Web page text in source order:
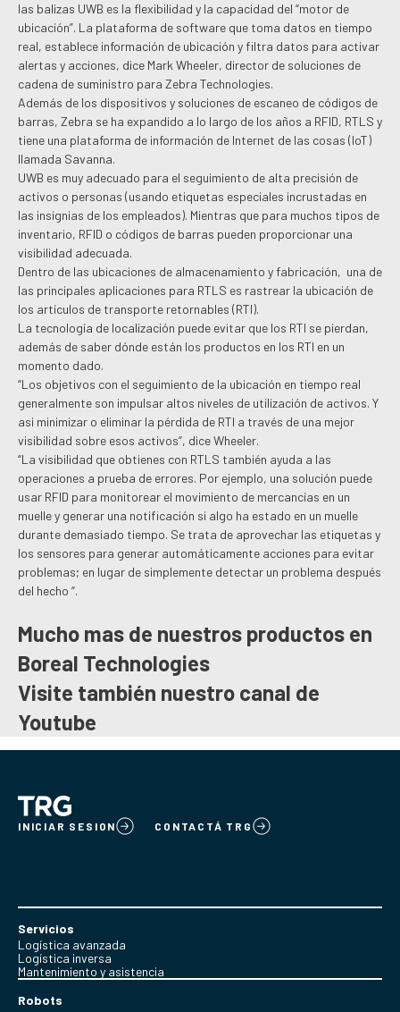
las balizas UWB es la flexibilidad y la capacidad del “motor de
ubicación”. La plataforma de software que toma datos en tiempo
real, establece información de ubicación y filtra datos para activar
alertas y acciones, dice Mark Wheeler, director de soluciones de
cadena de suministro para Zebra Technologies.
Además de los dispositivos y soluciones de escaneo de códigos de
barras, Zebra se ha expandido a lo largo de los años a RFID, RTLS y
tiene una plataforma de información de Internet de las cosas (IoT)
llamada Savanna.
UWB es muy adecuado para el seguimiento de alta precisión de
activos o personas (usando etiquetas especiales incrustadas en
las insignias de los empleados). Mientras que para muchos tipos de
inventario, RFID o códigos de barras pueden proporcionar una
visibilidad adecuada.
Dentro de las ubicaciones de almacenamiento y fabricación, una de
las principales aplicaciones para RTLS es rastrear la ubicación de
los artículos de transporte retornables (RTI).
La tecnología de localización puede evitar que los RTI se pierdan,
además de saber dónde están los productos en los RTI en un
momento dado.
“Los objetivos con el seguimiento de la ubicación en tiempo real
generalmente son impulsar altos niveles de utilización de activos. Y
asi minimizar o eliminar la pérdida de RTI a través de una mejor
visibilidad sobre esos activos”, dice Wheeler.
“La visibilidad que obtienes con RTLS también ayuda a las
operaciones a prueba de errores. Por ejemplo, una solución puede
usar RFID para monitorear el movimiento de mercancías en un
muelle y generar una notificación si algo ha estado en un muelle
durante demasiado tiempo. Se trata de aprovechar las etiquetas y
los sensores para generar automáticamente acciones para evitar
problemas; en lugar de simplemente detectar un problema después
del hecho “.
Mucho mas de nuestros productos en
Boreal Technologies
Visite también nuestro canal de
Youtube
INICIAR SESION CONTACTÁ TRG
Servicios
Logística avanzada
Logística inversa
Mantenimiento y asistencia
Robots